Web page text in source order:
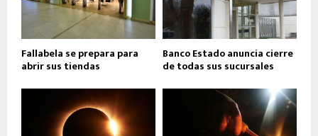
Fallabela se prepara para
abrir sus tiendas
Banco Estado anuncia cierre
de todas sus sucursales